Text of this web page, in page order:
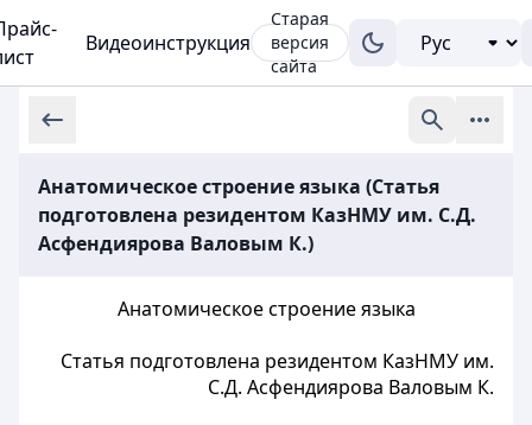
Видеоинструкция
Старая
версия
сайта
Анатомическое строение языка (Статья
подготовлена резидентом КазНМУ им. С.Д.
Асфендиярова Валовым К.)
Анатомическое строение языка
Статья подготовлена резидентом КазНМУ им.
С.Д. Асфендиярова Валовым К.